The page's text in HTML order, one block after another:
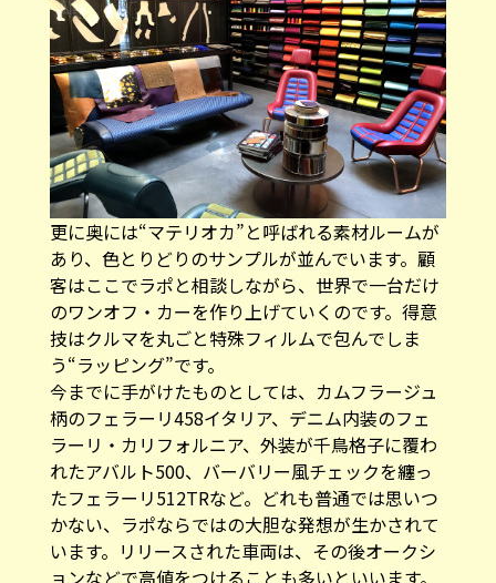
更に奥には“マテリオカ”と呼ばれる素材ルームが
あり、色とりどりのサンプルが並んでいます。顧
客はここでラポと相談しながら、世界で一台だけ
のワンオフ・カーを作り上げていくのです。得意
技はクルマを丸ごと特殊フィルムで包んでしま
う“ラッピング”です。
今までに手がけたものとしては、カムフラージュ
柄のフェラーリ458イタリア、デニム内装のフェ
ラーリ・カリフォルニア、外装が千鳥格子に覆わ
れたアバルト500、バーバリー風チェックを纏っ
たフェラーリ512TRなど。どれも普通では思いつ
かない、ラポならではの大胆な発想が生かされて
います。リリースされた車両は、その後オークシ
ョンなどで高値をつけることも多いといいます。